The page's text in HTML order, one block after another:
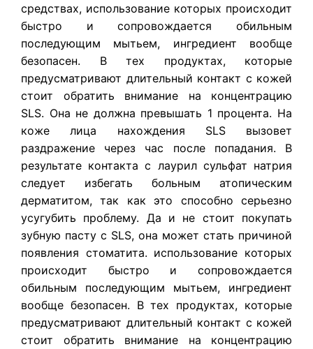
средствах, использование которых происходит
быстро и сопровождается обильным
последующим мытьем, ингредиент вообще
безопасен. В тех продуктах, которые
предусматривают длительный контакт с кожей
стоит обратить внимание на концентрацию
SLS. Она не должна превышать 1 процента. На
коже лица нахождения SLS вызовет
раздражение через час после попадания. В
результате контакта с лаурил сульфат натрия
следует избегать больным атопическим
дерматитом, так как это способно серьезно
усугубить проблему. Да и не стоит покупать
зубную пасту с SLS, она может стать причиной
появления стоматита. использование которых
происходит быстро и сопровождается
обильным последующим мытьем, ингредиент
вообще безопасен. В тех продуктах, которые
предусматривают длительный контакт с кожей
стоит обратить внимание на концентрацию